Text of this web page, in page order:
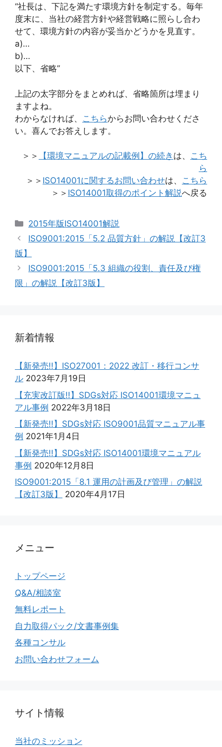
“社長は、下記を満たす環境方針を制定する。毎年
度末に、当社の経営方針や経営戦略に照らし合わ
せて、環境方針の内容が妥当かどうかを見直す。
a)…
b)…
以下、省略”
上記の太字部分をまとめれば、省略箇所は埋まり
ますよね。
わからなければ、 こちらからお問い合わせくださ
い。喜んでお答えします。
＞＞ 【環境マニュアルの記載例】の続き は、 こち
ら
＞＞ ISO14001に関するお問い合わせは、 こちら
＞＞ ISO14001取得のポイント解説へ戻る
カ
テ
リ
ー
2015年版ISO14001解説
ISO9001:2015「5.2 品質方針」の解説【改訂3
版】
ISO9001:2015「5.3 組織の役割、責任及び権
限」の解説【改訂3版】
新着情報
【新発売!!】ISO27001：2022 改訂・移行コンサ
ル 2023年7月19日
【充実改訂版!!】SDGs対応 ISO14001環境マニュ
アル事例 2022年3月18日
【新発売!!】SDGs対応 ISO9001品質マニュアル事
例 2021年1月4日
【新発売!!】SDGs対応 ISO14001環境マニュアル
事例 2020年12月8日
ISO9001:2015「8.1 運用の計画及び管理」の解説
【改訂3版】
2020年4月17日
メニュー
トップページ
Q&A/相談室
無料レポート
自力取得パック/文書事例集
各種コンサル
お問い合わせフォーム
サイト情報
当社のミッション